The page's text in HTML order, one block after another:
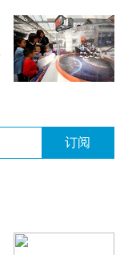
订阅